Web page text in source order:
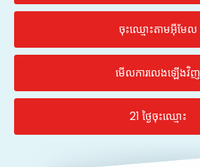
ចុះឈ្មោះតាមអ៊ីមែល
មើលការលេងឡើងវិញ
21 ថ្ងៃចុះឈ្មោះ